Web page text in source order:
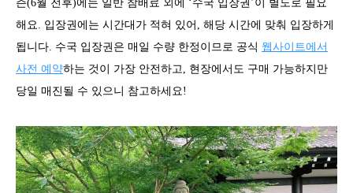
즌(6월 전후)에는 일반 참배료 외에 ‘수국 입장권’이 별도로 필요
해요. 입장권에는 시간대가 적혀 있어, 해당 시간에 맞춰 입장하게
됩니다. 수국 입장권은 매일 수량 한정이므로 공식 웹사이트에서
사전 예약하는 것이 가장 안전하고, 현장에서도 구매 가능하지만
당일 매진될 수 있으니 참고하세요!